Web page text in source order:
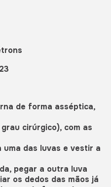
de forma asséptica,
cirúrgico), com as
das luvas e vestir a
pegar a outra luva
os dedos das mãos já